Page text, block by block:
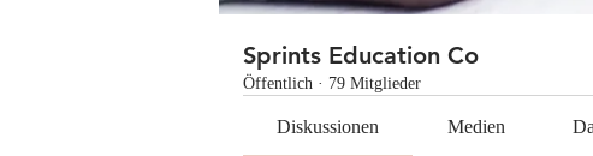
Sprints Education Co
Öffentlich · 79 Mitglieder
Diskussionen Medien